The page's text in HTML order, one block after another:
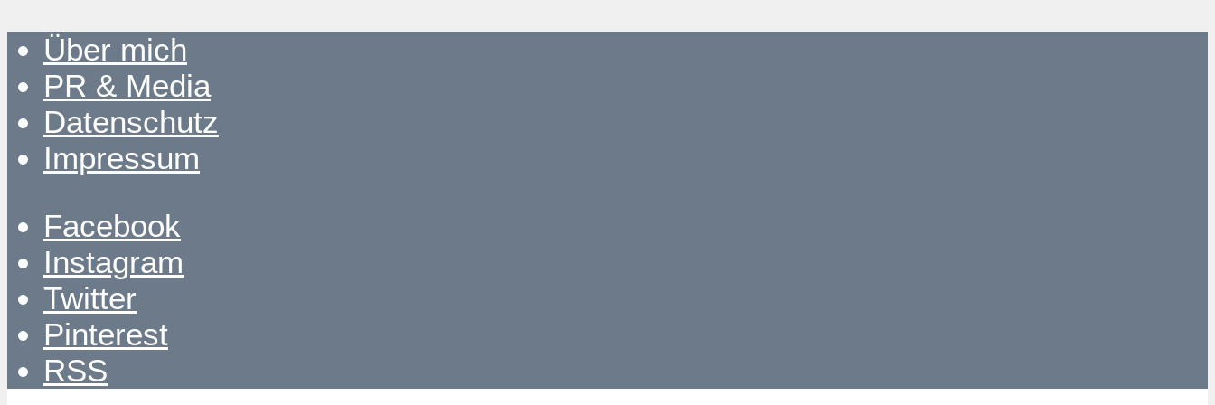
Über mich
PR & Media
Datenschutz
Impressum
Facebook
Instagram
Twitter
Pinterest
RSS